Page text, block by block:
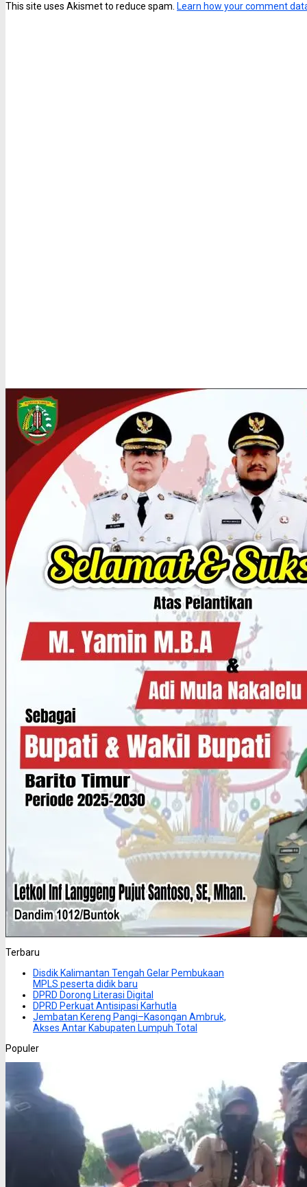
This site uses Akismet to reduce spam. Learn how your comment
Terbaru
Disdik Kalimantan Tengah Gelar Pembukaan
MPLS peserta didik baru
DPRD Dorong Literasi Digital
DPRD Perkuat Antisipasi Karhutla
Jembatan Kereng Pangi–Kasongan Ambruk,
Akses Antar Kabupaten Lumpuh Total
Populer